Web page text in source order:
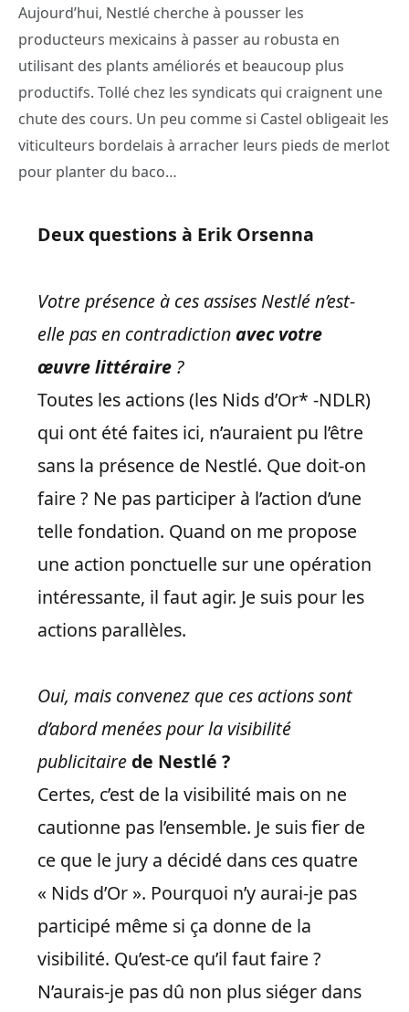
Aujourd’hui, Nestlé cherche à pousser les
producteurs mexicains à passer au robusta en
utilisant des plants améliorés et beaucoup plus
productifs. Tollé chez les syndicats qui craignent une
chute des cours. Un peu comme si Castel obligeait les
viticulteurs bordelais à arracher leurs pieds de merlot
pour planter du baco…
Deux questions à Erik Orsenna
Votre présence à ces assises Nestlé n’est-
elle pas en contradictionavec votre
œuvre littéraire ?
Toutes les actions (les Nids d’Or* -NDLR)
qui ont été faites ici, n’auraient pu l’être
sans la présence de Nestlé. Que doit-on
faire ? Ne pas participer à l’action d’une
telle fondation. Quand on me propose
une action ponctuelle sur une opération
intéressante, il faut agir. Je suis pour les
actions parallèles.
Oui, mais convenez que ces actions sont
d’abord menées pour la visibilité
publicitairede Nestlé ?
Certes, c’est de la visibilité mais on ne
cautionne pas l’ensemble. Je suis fier de
ce que le jury a décidé dans ces quatre
« Nids d’Or ». Pourquoi n’y aurai-je pas
participé même si ça donne de la
visibilité. Qu’est-ce qu’il faut faire ?
N’aurais-je pas dû non plus siéger dans